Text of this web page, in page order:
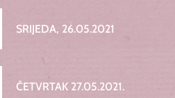
SRIJEDA, 26.05.2021
ČETVRTAK 27.05.2021.